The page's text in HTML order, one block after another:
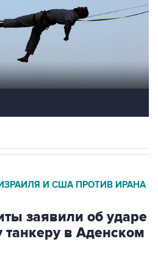
И США ПРОТИВ ИРАНА
заявили об ударе
танкеру в Аденском